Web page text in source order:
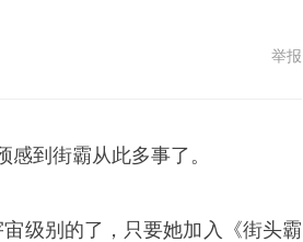
举报
到街霸从此多事了。
级别的了，只要她加入《街头霸